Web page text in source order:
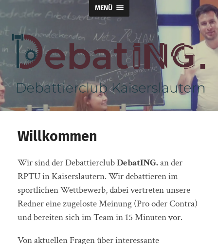
MENÜ
DebatING.
Willkommen
Wir sind der DebattierclubDebatING.an der
RPTU in Kaiserslautern. Wir debattieren im
sportlichen Wettbewerb, dabei vertreten unsere
Redner eine zugeloste Meinung (Pro oder Contra)
und bereiten sich im Team in 15 Minuten vor.
Von aktuellen Fragen über interessante